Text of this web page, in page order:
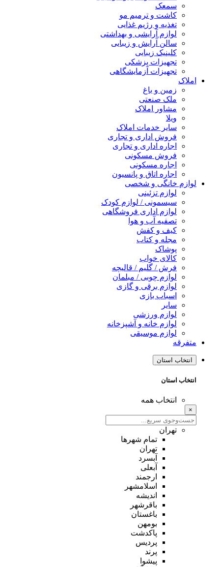
سمعک
کاشت و ترمیم مو
تغذیه و رژیم غذایی
لوازم آرایشی و بهداشتی
سالن آرایش و زیبایی
کلینیک زیبایی
تجهیزات پزشکی
تجهیزات آزمایشگاهی
املاک
زمین و باغ
ملک صنعتی
مشاور املاک
ویلا
سایر خدمات املاک
فروش اداری و تجاری
اجاره اداری و تجاری
فروش مسکونی
اجاره مسکونی
اجاره اتاق و پانسیون
لوازم خانگی و شخصی
لوازم تزئینی
سیسمونی / لوازم کودک
لوازم اداری فروشگاهی
تصفیه آب و هوا
کیف و کفش
مجله و کتاب
پوشاک
کالای خواب
فرش / گلیم / قالیچه
لوازم چوبی / مبلمان
لوازم برقی و گازی
اسباب بازی
سایر
لوازم ورزشی
لوازم خانه و آشپزخانه
لوازم موسیقی
متفرقه
انتخاب استان
انتخاب استان
انتخاب همه
×
تهران
تمام شهر‌ها
تهران
آبسرد
آبعلی
ارجمند
اسلامشهر
اندیشه
باقرشهر
باغستان
بومهن
پاکدشت
پردیس
پرند
پیشوا